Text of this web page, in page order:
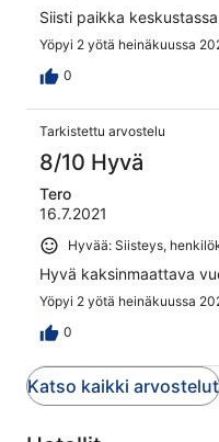
Siisti paikka keskustassa
Yöpyi 2 yötä heinäkuussa
0
Tarkistettu arvostelu
8/10 Hyvä
Tero
16.7.2021
Hyvää: Siisteys,
Hyvä kaksinmaattava
Yöpyi 2 yötä heinäkuussa
0
Katso kaikki arvostelut